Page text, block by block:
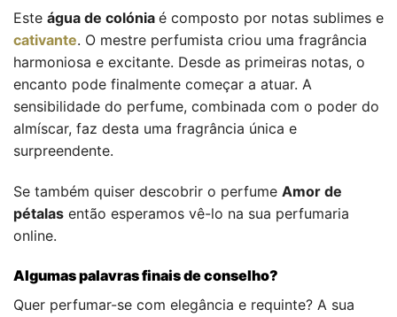
Este água de colónia é composto por notas sublimes e
cativante. O mestre perfumista criou uma fragrância
harmoniosa e excitante. Desde as primeiras notas, o
encanto pode finalmente começar a atuar. A
sensibilidade do perfume, combinada com o poder do
almíscar, faz desta uma fragrância única e
surpreendente.
Se também quiser descobrir o perfume Amor de
pétalas então esperamos vê-lo na sua perfumaria
online.
Algumas palavras finais de conselho?
Quer perfumar-se com elegância e requinte? A sua